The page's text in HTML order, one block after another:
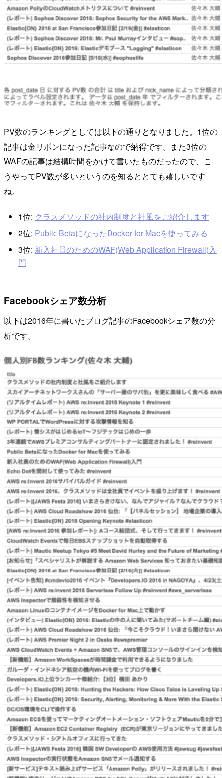
PV数のランキングとしては以下の通りとなりました。1位の
記事は金リボンになった記事なので納得です。また3位の
WAFの記事は結構時間をかけて書いたものだったので、こ
うやってPV数が多いというのを知るととても嬉しいです
ね。
1位: クラスメソッドの社内制度と社風をご紹介します
2位: Public BetaになったDocker for Macを使ってみる
3位: 新入社員のためのWAF(Web Application Firewall)入
門
Facebookシェア数分析
以下は2016年に書いたブログ記事のFacebookシェア数の分
析です。